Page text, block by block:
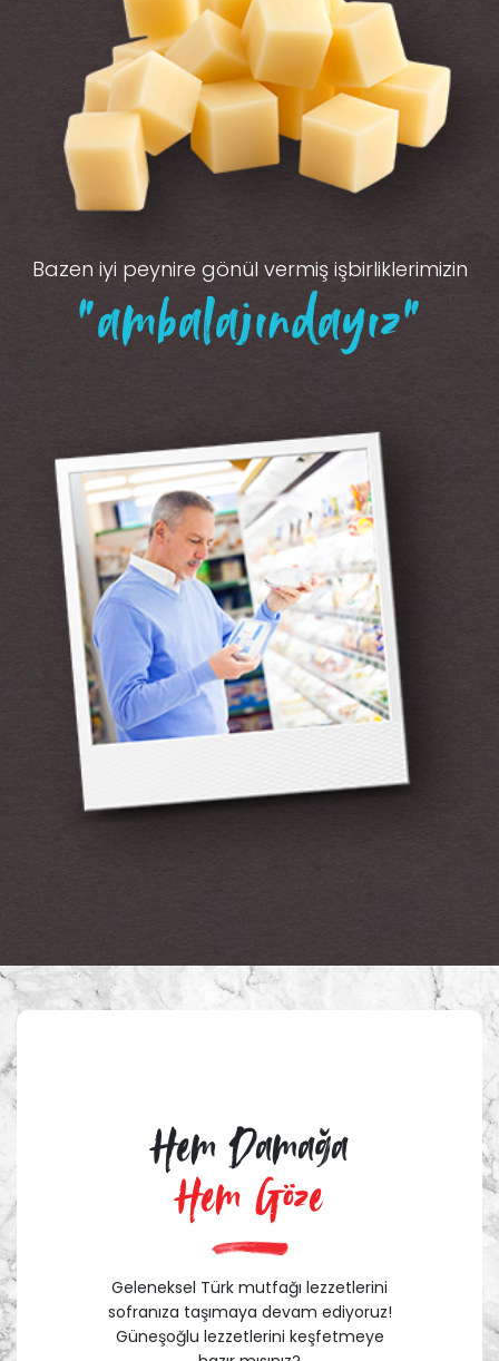
Bazen iyi peynire gönül vermiş işbirliklerimizin
“ambalajındayız”
Hem Damağa
Hem Göze
Geleneksel Türk mutfağı lezzetlerini
sofranıza taşımaya devam ediyoruz!
Güneşoğlu lezzetlerini keşfetmeye